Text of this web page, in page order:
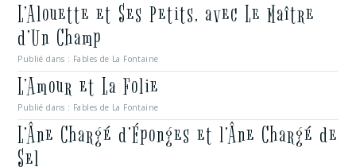
L’Alouette et Ses Petits, avec Le Maître
d’Un Champ
Publié dans : Fables de La Fontaine
L’Amour et La Folie
Publié dans : Fables de La Fontaine
L’Âne Chargé d’Éponges et l’Âne Chargé de
Sel